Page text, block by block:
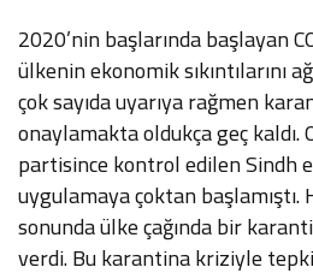
2020’nin başlarında başlayan
ülkenin ekonomik sıkıntılarını
çok sayıda uyarıya rağmen
onaylamakta oldukça geç
partisince kontrol edilen Sindh
uygulamaya çoktan başlamıştı.
sonunda ülke çağında bir
verdi. Bu karantina kriziyle